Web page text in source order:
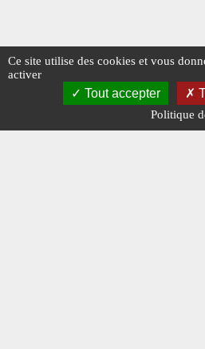
Ce site utilise des cookies et vous
activer
Tout accepter
Politique